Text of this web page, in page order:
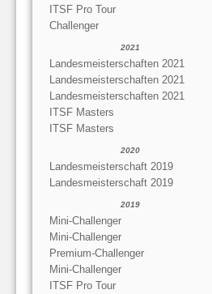
ITSF Pro Tour
Challenger
2021
Landesmeisterschaften 2021
Landesmeisterschaften 2021
Landesmeisterschaften 2021
ITSF Masters
ITSF Masters
2020
Landesmeisterschaft 2019
Landesmeisterschaft 2019
2019
Mini-Challenger
Mini-Challenger
Premium-Challenger
Mini-Challenger
ITSF Pro Tour